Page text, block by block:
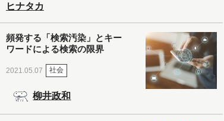
ヒナタカ
頻発する「検索汚染」とキー
ワードによる検索の限界
2021.05.07 社会
柳井政和